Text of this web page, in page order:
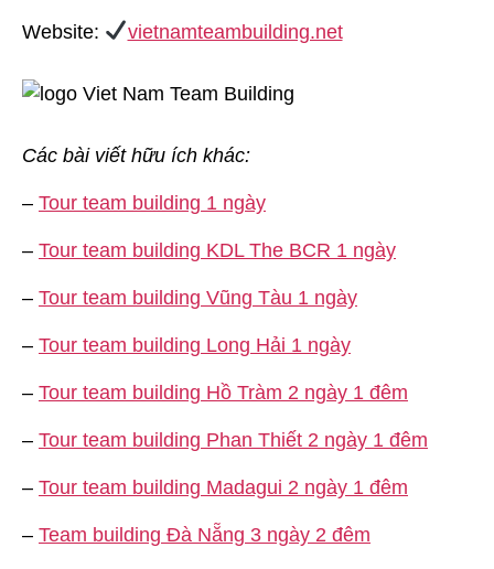
Website: vietnamteambuilding.net
Các bài viết hữu ích khác:
– Tour team building 1 ngày
– Tour team building KDL The BCR 1 ngày
– Tour team building Vũng Tàu 1 ngày
– Tour team building Long Hải 1 ngày
– Tour team building Hồ Tràm 2 ngày 1 đêm
– Tour team building Phan Thiết 2 ngày 1 đêm
– Tour team building Madagui 2 ngày 1 đêm
– Team building Đà Nẵng 3 ngày 2 đêm